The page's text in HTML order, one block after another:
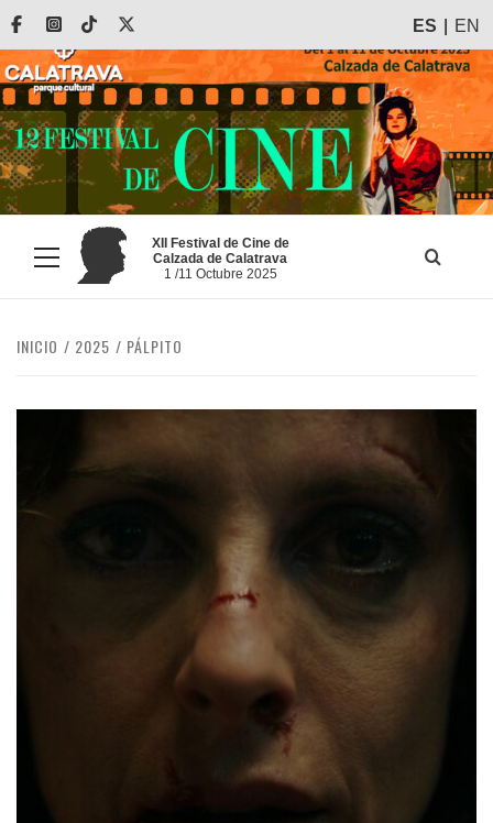
Saltar
contenido
FacebookInstagram
Tiktok ES EN
Menú
principal
XII Festival de Cine de
Calzada de Calatrava
1 /11 Octubre 2025
INICIO 2025 PÁLPITO